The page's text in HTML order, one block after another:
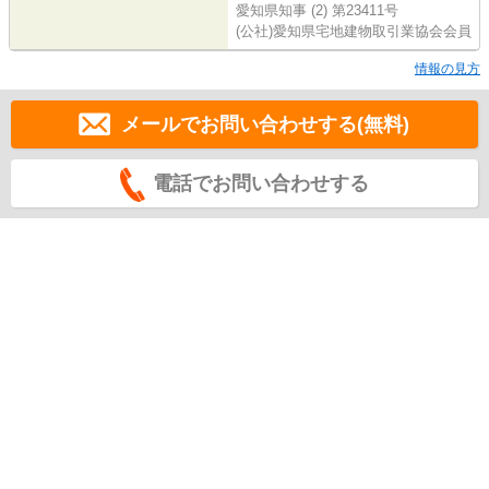
愛知県知事 (2) 第23411号
(公社)愛知県宅地建物取引業協会会員
情報の見方
メールでお問い合わせする(無料)
電話でお問い合わせする